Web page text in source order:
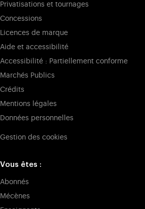
Privatisations et tournages
Concessions
Licences de marque
Aide et accessibilité
Accessibilité : Partiellement conforme
Marchés Publics
Crédits
Mentions légales
Données personnelles
Gestion des cookies
Vous êtes :
Abonnés
Mécènes